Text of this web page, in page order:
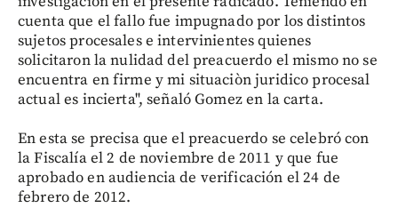
cuenta que el fallo fue impugnado por los distintos
sujetos procesales e intervinientes quienes
solicitaron la nulidad del preacuerdo el mismo no se
encuentra en firme y mi situaciòn juridico procesal
actual es incierta", señaló Gomez en la carta.
En esta se precisa que el preacuerdo se celebró con
la Fiscalía el 2 de noviembre de 2011 y que fue
aprobado en audiencia de verificación el 24 de
febrero de 2012.